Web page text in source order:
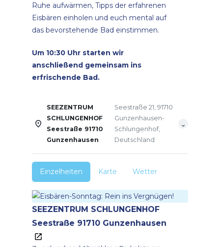
Ruhe aufwärmen, Tipps der erfahrenen
Eisbären einholen und euch mental auf
das bevorstehende Bad einstimmen.
Um 10:30 Uhr starten wir
anschließend gemeinsam ins
erfrischende Bad.
SEEZENTRUM
SCHLUNGENHOF
Seestraße 91710
Gunzenhausen
Seestraße 21, 91710
Gunzenhausen-
Schlungenhof,
Deutschland
Einzelheiten Karte Wetter
SEEZENTRUM SCHLUNGENHOF
Seestraße 91710 Gunzenhausen